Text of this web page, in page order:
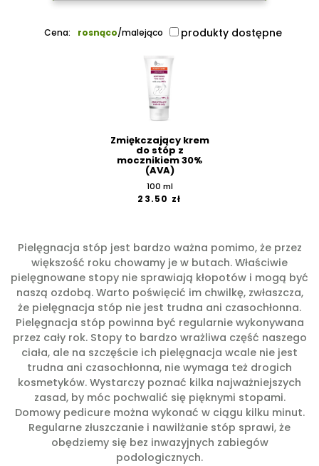
Pielęgnacja stóp jest bardzo ważna pomimo, że przez
większość roku chowamy je w butach. Właściwie
pielęgnowane stopy nie sprawiają kłopotów i mogą być
naszą ozdobą. Warto poświęcić im chwilkę, zwłaszcza,
że pielęgnacja stóp nie jest trudna ani czasochłonna.
Pielęgnacja stóp powinna być regularnie wykonywana
przez cały rok. Stopy to bardzo wrażliwa część naszego
ciała, ale na szczęście ich pielęgnacja wcale nie jest
trudna ani czasochłonna, nie wymaga też drogich
kosmetyków. Wystarczy poznać kilka najważniejszych
zasad, by móc pochwalić się pięknymi stopami.
Domowy pedicure można wykonać w ciągu kilku minut.
Regularne złuszczanie i nawilżanie stóp sprawi, że
obędziemy się bez inwazyjnych zabiegów
podologicznych.
Cena: rosnąco/malejąco produkty dostępne
Zmiękczający krem
do stóp z
mocznikiem 30%
(AVA)
100 ml
23.50 zł